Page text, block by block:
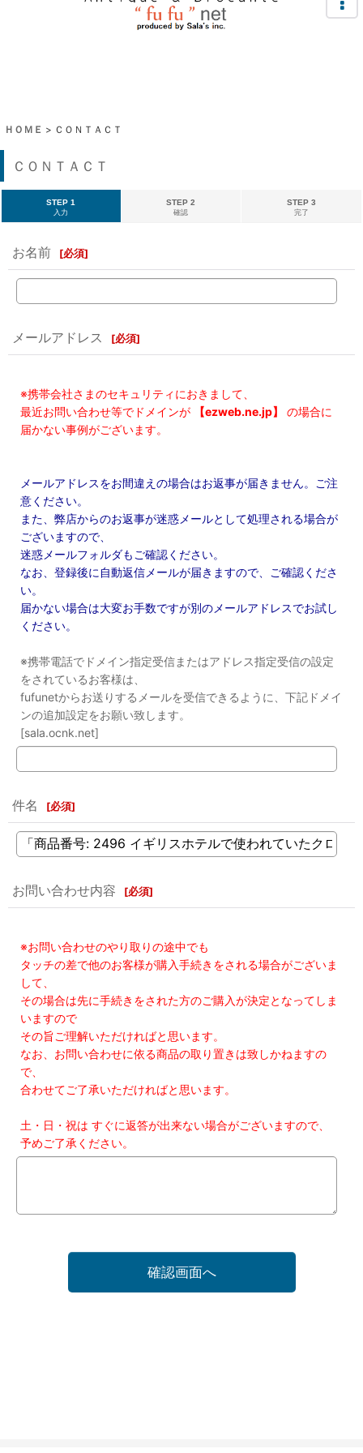
ＨＯＭＥ > ＣＯＮＴＡＣＴ
ＣＯＮＴＡＣＴ
STEP 1
入力
STEP 2
確認
STEP 3
完了
お名前 [必須]
メールアドレス [必須]
※携帯会社さまのセキュリティにおきまして、
最近お問い合わせ等でドメインが
【ezweb.ne.jp】
の場合に
届かない事例がございます。
メールアドレスをお間違えの場合はお返事が届きません。ご注
意ください。
また、弊店からのお返事が迷惑メールとして処理される場合が
ございますので、
迷惑メールフォルダもご確認ください。
なお、登録後に自動返信メールが届きますので、ご確認くださ
い。
届かない場合は大変お手数ですが別のメールアドレスでお試し
ください。
※携帯電話でドメイン指定受信またはアドレス指定受信の設定
をされているお客様は、
fufunetからお送りするメールを受信できるように、下記ドメイ
ンの追加設定をお願い致します。
[sala.ocnk.net]
件名 [必須]
お問い合わせ内容 [必須]
※お問い合わせのやり取りの途中でも
タッチの差で他のお客様が購入手続きをされる場合がございま
して、
その場合は先に手続きをされた方のご購入が決定となってしま
いますので
その旨ご理解いただければと思います。
なお、お問い合わせに依る商品の取り置きは致しかねますの
で、
合わせてご了承いただければと思います。
土・日・祝は すぐに返答が出来ない場合がございますので、
予めご了承ください。
確認画面へ